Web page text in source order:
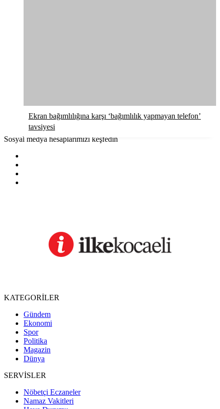
Ekran bağımlılığına karşı ‘bağımlılık yapmayan telefon’
tavsiyesi
Sosyal medya hesaplarımızı keşfedin
KATEGORİLER
Gündem
Ekonomi
Spor
Politika
Magazin
Dünya
SERVİSLER
Nöbetçi Eczaneler
Namaz Vakitleri